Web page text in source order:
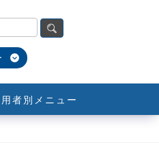
者別メニュー